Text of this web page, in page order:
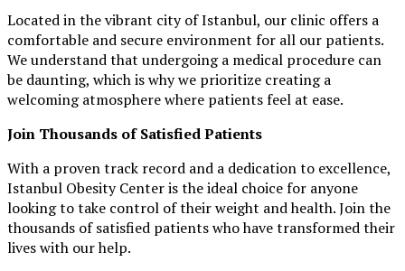
Located in the vibrant city of Istanbul, our clinic offers a
comfortable and secure environment for all our patients.
We understand that undergoing a medical procedure can
be daunting, which is why we prioritize creating a
welcoming atmosphere where patients feel at ease.
Join Thousands of Satisfied Patients
With a proven track record and a dedication to excellence,
Istanbul Obesity Center is the ideal choice for anyone
looking to take control of their weight and health. Join the
thousands of satisfied patients who have transformed their
lives with our help.